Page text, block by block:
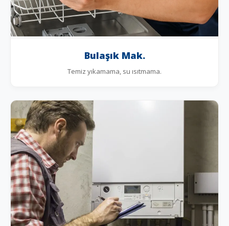
Bulaşık Mak.
Temiz yıkamama, su ısıtmama.